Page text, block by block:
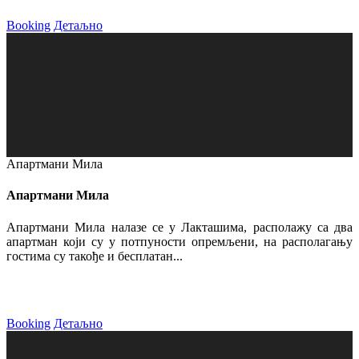
Booking Детаљно
Апартмани Мила
Апартмани Мила
Апартмани Мила налазе се у Лакташима, располажу са два
апартман који су у потпуности опремљени, на располагању
гостима су такође и бесплатан...
Booking Детаљно